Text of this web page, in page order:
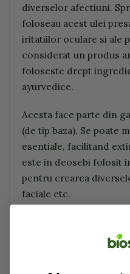
diverselor afectiuni.
foloseau acest ulei
iritatiilor oculare si ale
considerat un produs
foloseste drept
ayurvedice.
Acesta face parte din
(de tip baza). Se poate
esentiale, facilitand
este in deosebi folosit
pentru crearea
faciale etc.
(Ricinus Communis)